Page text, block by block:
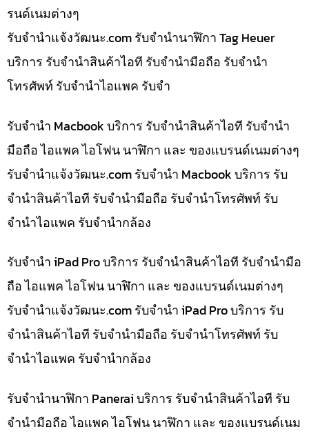
รนด์เนมต่างๆ
รับจํานําแจ้งวัฒนะ.com รับจำนำนาฬิกา Tag Heuer
บริการ รับจำนำสินค้าไอที รับจำนำมือถือ รับจำนำ
โทรศัพท์ รับจำนำไอแพค รับจำ
รับจำนำ Macbook บริการ รับจำนำสินค้าไอที รับจำนำ
มือถือ ไอแพค ไอโฟน นาฬิกา และ ของแบรนด์เนมต่างๆ
รับจํานําแจ้งวัฒนะ.com รับจำนำ Macbook บริการ รับ
จำนำสินค้าไอที รับจำนำมือถือ รับจำนำโทรศัพท์ รับ
จำนำไอแพค รับจำนำกล้อง
รับจำนำ iPad Pro บริการ รับจำนำสินค้าไอที รับจำนำมือ
ถือ ไอแพค ไอโฟน นาฬิกา และ ของแบรนด์เนมต่างๆ
รับจํานําแจ้งวัฒนะ.com รับจำนำ iPad Pro บริการ รับ
จำนำสินค้าไอที รับจำนำมือถือ รับจำนำโทรศัพท์ รับ
จำนำไอแพค รับจำนำกล้อง
รับจำนำนาฬิกา Panerai บริการ รับจำนำสินค้าไอที รับ
จำนำมือถือ ไอแพค ไอโฟน นาฬิกา และ ของแบรนด์เนม